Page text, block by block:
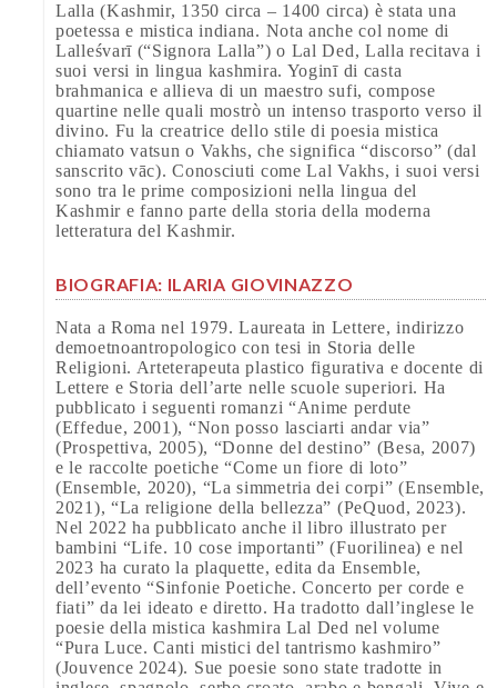
Lalla (Kashmir, 1350 circa – 1400 circa) è stata una
poetessa e mistica indiana. Nota anche col nome di
Lalleśvarī (“Signora Lalla”) o Lal Ded, Lalla recitava i
suoi versi in lingua kashmira. Yoginī di casta
brahmanica e allieva di un maestro sufi, compose
quartine nelle quali mostrò un intenso trasporto verso il
divino. Fu la creatrice dello stile di poesia mistica
chiamato vatsun o Vakhs, che significa “discorso” (dal
sanscrito vāc). Conosciuti come Lal Vakhs, i suoi versi
sono tra le prime composizioni nella lingua del
Kashmir e fanno parte della storia della moderna
letteratura del Kashmir.
BIOGRAFIA: ILARIA GIOVINAZZO
Nata a Roma nel 1979. Laureata in Lettere, indirizzo
demoetnoantropologico con tesi in Storia delle
Religioni. Arteterapeuta plastico figurativa e docente di
Lettere e Storia dell’arte nelle scuole superiori. Ha
pubblicato i seguenti romanzi “Anime perdute
(Effedue, 2001), “Non posso lasciarti andar via”
(Prospettiva, 2005), “Donne del destino” (Besa, 2007)
e le raccolte poetiche “Come un fiore di loto”
(Ensemble, 2020), “La simmetria dei corpi” (Ensemble,
2021), “La religione della bellezza” (PeQuod, 2023).
Nel 2022 ha pubblicato anche il libro illustrato per
bambini “Life. 10 cose importanti” (Fuorilinea) e nel
2023 ha curato la plaquette, edita da Ensemble,
dell’evento “Sinfonie Poetiche. Concerto per corde e
fiati” da lei ideato e diretto. Ha tradotto dall’inglese le
poesie della mistica kashmira Lal Ded nel volume
“Pura Luce. Canti mistici del tantrismo kashmiro”
(Jouvence 2024). Sue poesie sono state tradotte in